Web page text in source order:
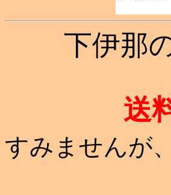
下伊那
送
すみませんが